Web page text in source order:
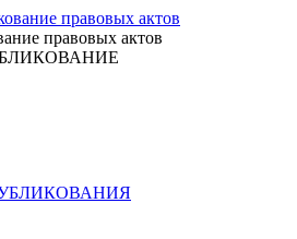
правовых актов